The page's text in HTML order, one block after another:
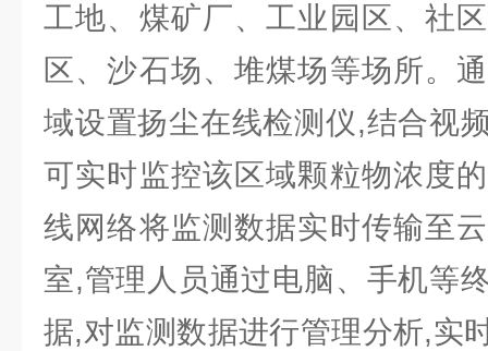
工地、煤矿厂、工业园区、社
区、沙石场、堆煤场等场所。
域设置扬尘在线检测仪,结合视
可实时监控该区域颗粒物浓度
线网络将监测数据实时传输至
室,管理人员通过电脑、手机等
据,对监测数据进行管理分析,实